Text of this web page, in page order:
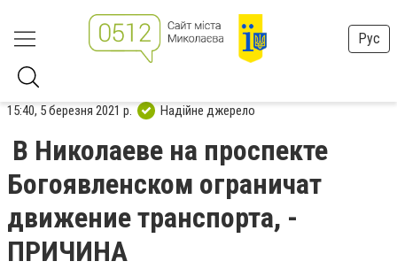
Рус
15:40, 5 березня 2021 р. Надійне джерело
В Николаеве на проспекте
Богоявленском ограничат
движение транспорта, -
ПРИЧИНА